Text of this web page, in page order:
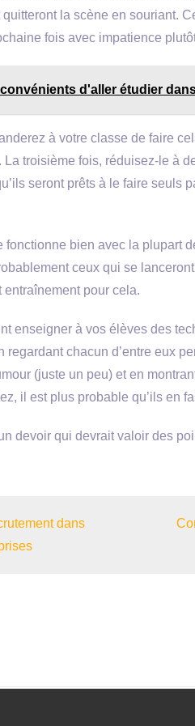
la scène en souriant.
fois avec impatience
d'aller étudier
à votre classe de faire
troisième fois, réduisez-le à
seront prêts à le faire seuls
fonctionne bien avec la plupart
ceux qui se
entraînement pour cela.
enseigner à vos élèves des
regardant chacun d’entre eux
(juste un peu) et en
il est plus probable qu’ils en
devoir qui devrait valoir des
dans